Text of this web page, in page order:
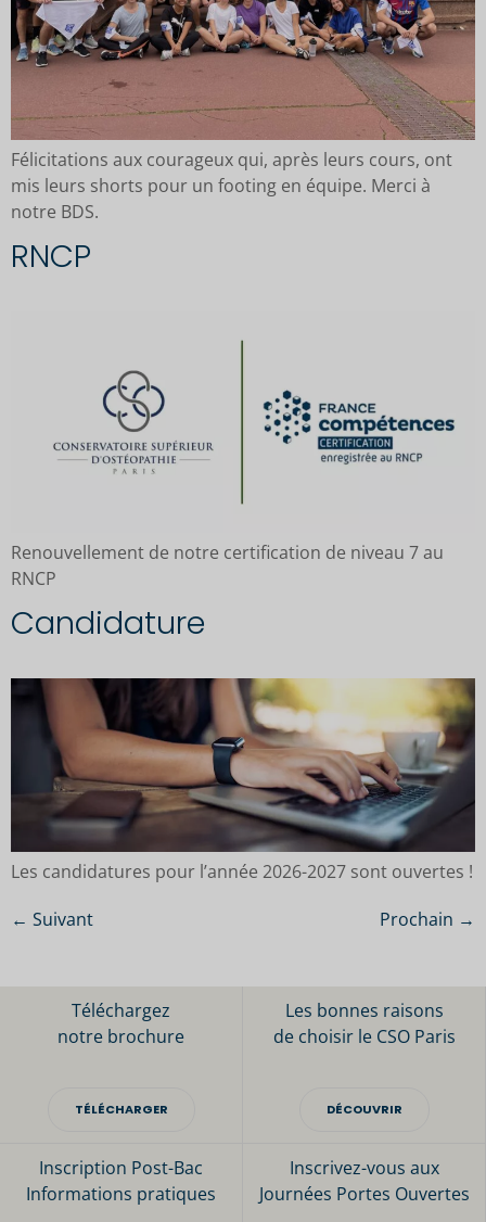
Félicitations aux courageux qui, après leurs cours, ont
mis leurs shorts pour un footing en équipe. Merci à
notre BDS.
RNCP
Renouvellement de notre certification de niveau 7 au
RNCP
Candidature
Les candidatures pour l’année 2026-2027 sont ouvertes !
← Suivant Prochain →
Téléchargez
notre brochure
TÉLÉCHARGER
Les bonnes raisons
de choisir le CSO Paris
DÉCOUVRIR
Inscription Post-Bac
Informations pratiques
Inscrivez-vous aux
Journées Portes Ouvertes